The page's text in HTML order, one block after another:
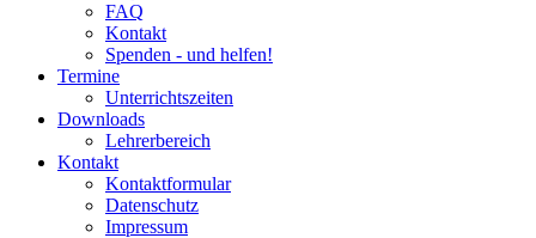
FAQ
Kontakt
Spenden - und helfen!
Termine
Unterrichtszeiten
Downloads
Lehrerbereich
Kontakt
Kontaktformular
Datenschutz
Impressum